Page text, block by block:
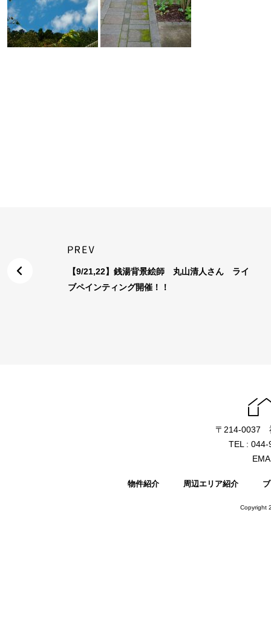
【9/21,22】銭湯背景絵師 丸山清人さん ライ
ブペインティング開催！！
〒214-0037
TEL :
物件紹介 周辺エリア紹介
Copyright